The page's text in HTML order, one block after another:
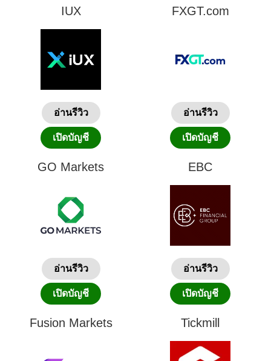
IUX
อ่านรีวิว
เปิดบัญชี
FXGT.com
อ่านรีวิว
เปิดบัญชี
GO Markets
อ่านรีวิว
เปิดบัญชี
EBC
อ่านรีวิว
เปิดบัญชี
Fusion Markets Tickmill